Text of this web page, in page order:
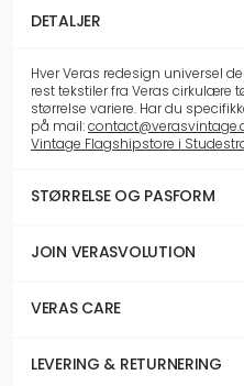
DETALJER
Hver Veras redesign universel
rest tekstiler fra Veras cirkulære
størrelse variere. Har du
på mail:
Vintage Flagshipstore i
STØRRELSE OG PASFORM
JOIN VERASVOLUTION
VERAS CARE
LEVERING & RETURNERING